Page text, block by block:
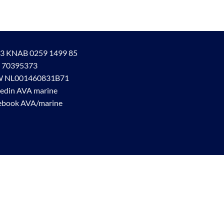
KNAB 0259 1499 85
70395373
NL001460831B71
AVA marine
AVA/marine